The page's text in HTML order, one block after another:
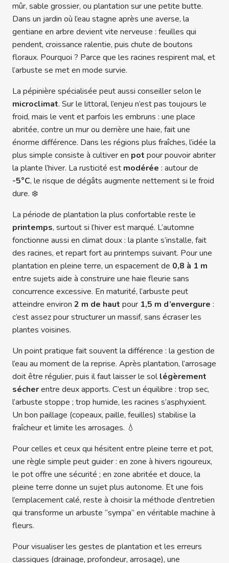
mûr, sable grossier, ou plantation sur une petite butte.
Dans un jardin où l’eau stagne après une averse, la
gentiane en arbre devient vite nerveuse : feuilles qui
pendent, croissance ralentie, puis chute de boutons
floraux. Pourquoi ? Parce que les racines respirent mal, et
l’arbuste se met en mode survie.
La pépinière spécialisée peut aussi conseiller selon le
microclimat. Sur le littoral, l’enjeu n’est pas toujours le
froid, mais le vent et parfois les embruns : une place
abritée, contre un mur ou derrière une haie, fait une
énorme différence. Dans les régions plus fraîches, l’idée la
plus simple consiste à cultiver en pot pour pouvoir abriter
la plante l’hiver. La rusticité est modérée : autour de
-5°C, le risque de dégâts augmente nettement si le froid
dure. ❄️
La période de plantation la plus confortable reste le
printemps, surtout si l’hiver est marqué. L’automne
fonctionne aussi en climat doux : la plante s’installe, fait
des racines, et repart fort au printemps suivant. Pour une
plantation en pleine terre, un espacement de 0,8 à 1 m
entre sujets aide à construire une haie fleurie sans
concurrence excessive. En maturité, l’arbuste peut
atteindre environ 2 m de haut pour 1,5 m d’envergure :
c’est assez pour structurer un massif, sans écraser les
plantes voisines.
Un point pratique fait souvent la différence : la gestion de
l’eau au moment de la reprise. Après plantation, l’arrosage
doit être régulier, puis il faut laisser le sollégèrement
sécherentre deux apports. C’est un équilibre : trop sec,
l’arbuste stoppe ; trop humide, les racines s’asphyxient.
Un bon paillage (copeaux, paille, feuilles) stabilise la
fraîcheur et limite les arrosages. 💧
Pour celles et ceux qui hésitent entre pleine terre et pot,
une règle simple peut guider : en zone à hivers rigoureux,
le pot offre une sécurité ; en zone abritée et douce, la
pleine terre donne un sujet plus autonome. Et une fois
l’emplacement calé, reste à choisir la méthode d’entretien
qui transforme un arbuste “sympa” en véritable machine à
fleurs.
Pour visualiser les gestes de plantation et les erreurs
classiques (drainage, profondeur, arrosage), une